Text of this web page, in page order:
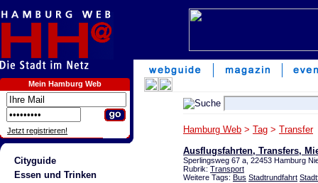
Mein Hamburg Web
Jetzt registrieren!
Cityguide
Essen und Trinken
Hamburg Web > Tag > Transfer
Ausflugsfahrten, Transfers,
Sperlingsweg 67 a, 22453 Hamburg
Rubrik: Transport
Weitere Tags: Bus Stadtrundfahrt